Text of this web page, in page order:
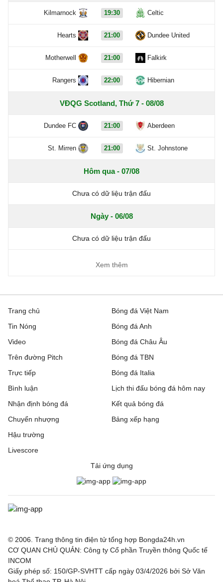
Kilmarnock 19:30 Celtic
Hearts 21:00 Dundee United
Motherwell 21:00 Falkirk
Rangers 22:00 Hibernian
VĐQG Scotland, Thứ 7 - 08/08
Dundee FC 21:00 Aberdeen
St. Mirren 21:00 St. Johnstone
Hôm qua - 07/08
Chưa có dữ liệu trận đấu
Ngày - 06/08
Chưa có dữ liệu trận đấu
Xem thêm
Trang chủ
Tin Nóng
Video
Trên đường Pitch
Trực tiếp
Bóng đá Việt Nam
Bóng đá Anh
Bóng đá Châu Âu
Bóng đá TBN
Bóng đá Italia
Bình luận
Nhận định bóng đá
Chuyển nhượng
Hậu trường
Livescore
Lịch thi đấu bóng đá hôm nay
Kết quả bóng đá
Bảng xếp hạng
Tải ứng dụng
© 2006. Trang thông tin điện tử tổng hợp Bongda24h.vn
CƠ QUAN CHỦ QUẢN: Công ty Cổ phần Truyền thông Quốc tế
INCOM
Giấy phép số: 150/GP-SVHTT cấp ngày 03/4/2026 bởi Sở Văn